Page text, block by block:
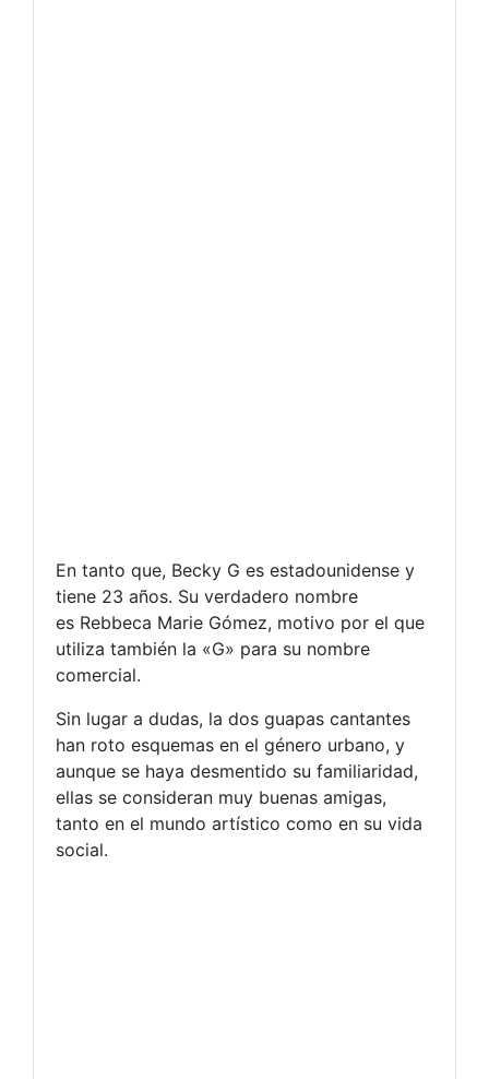
En tanto que, Becky G es estadounidense y
tiene 23 años. Su verdadero nombre
es Rebbeca Marie Gómez, motivo por el que
utiliza también la «G» para su nombre
comercial.
Sin lugar a dudas, la dos guapas cantantes
han roto esquemas en el género urbano, y
aunque se haya desmentido su familiaridad,
ellas se consideran muy buenas amigas,
tanto en el mundo artístico como en su vida
social.